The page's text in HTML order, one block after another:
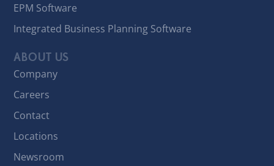
EPM Software
Integrated Business Planning Software
ABOUT US
Company
Careers
Contact
Locations
Newsroom